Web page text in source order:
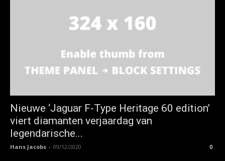
Nieuwe ‘Jaguar F-Type Heritage 60 edition’
viert diamanten verjaardag van
legendarische...
Hans Jacobs - 09/12/2020 0